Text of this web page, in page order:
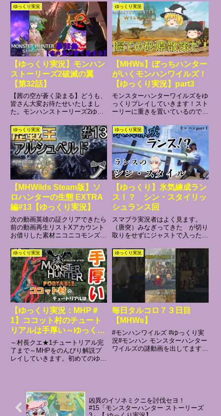
ゆっくり実況
【ゆっくり実況】モンハン
ストーリーズ2破滅の翼
【第32話】
【茜の空が蒼く染まる】どうも、
皆さん大変お待たせいたしまし
た。モンハンストーリーズ2ゆっ
す、遂に霊夢のレウスを狙う謎の
ライダーの正体がまさかの●●●●
だった…ライダー戦に用いられて
しまった霊夢達、ライダー戦をな
ん...
ゆっくり実況
【MHWs】ぼっちハンター
がいくモンハンワイルズ！
【ゆっくり実況】part3
モンスターハンターワイルズをゆ
っくりプレイしていきます！スト
ーリーに重きを置いているのでモ
かったらチャンネル登録してね！
↓Twitter↓再生リスト◆モンハンワ
イルズ ゆっくり実況◆モンハン
シリーズ ゆっくり実...
ゆっくり実況
【MHWilds Steam版】ソ
ロハンターの生態 EXTRA
編#13【ゆっくり実況】
次の動画英雄の証クリアできたら
前の動画再生リストXアカウント
お借りした素材ニコニコモンズ：
ップデートで追加された歴戦王ア
ルシュベルドの初見討伐の様子を
実況していきます個人的にアルシ
ュベルドは最初から最後まで味...
ゆっくり実況
【ゆっくり】氷気練成ラン
ス！？ シン・スタイリッ
シュランス回
スマブラ実況者はよく見ます。
（唐突）みなぎってきた が切り
取りをせずにジャストで入った時
らもちょいちょいやってきます。
00:00 あいさつ01:50 武器解説
02:55 戦闘開始エンディング
IchinoseSo...
ゆっくり実況
【ゆっくり実況：MHP＃
1】ココット村のチュート
リアルは手厚い～ゆっくり
実況はじめました～
～村長クエ★1チュートリアル完
了まで～MHPをのんびり解説プ
レイしていきます。初めてのゆっ
初見プレイに近いです。そんなん
で解説プレイとか大丈夫か？ん
～...
ゆっくり実況
毎日タルコロ７３日目
【MHWs】
#モンハンワイルズ #ゆっくり実
況#モンハン モンスターハンター
ワイルズの謎動画を出してます。
凶異のイソネミクニを討伐セヨ！
#15「モンスターハンター ストーリーズ